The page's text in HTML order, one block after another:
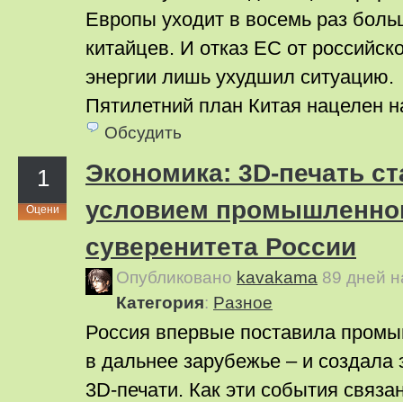
Европы уходит в восемь раз
китайцев. И отказ ЕС от
энергии лишь ухудшил ситуацию.
Пятилетний план Китая нацелен
Обсудить
1
Оцени
Экономика: 3D-печать
условием
суверенитета России
Опубликовано kavakama 89 дней
Категория: Pазное
Россия впервые поставила
в дальнее зарубежье – и
3D-печати. Как эти события